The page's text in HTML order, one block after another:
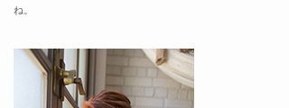
ね。